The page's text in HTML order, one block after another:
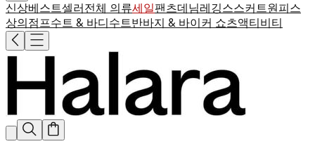
신상베스트셀러전체 의류세일팬츠데님레깅스스커트원피스
상의점프수트 & 바디수트반바지 & 바이커 쇼츠액티비티